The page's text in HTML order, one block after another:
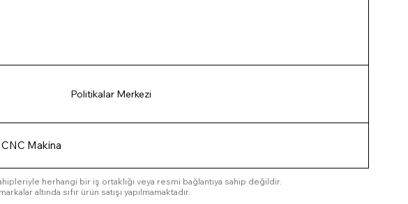
Politikalar Merkezi
Makina
herhangi bir iş ortaklığı veya resmi bağlantıya sahip değildir.
altında sıfır ürün satışı yapılmamaktadır.